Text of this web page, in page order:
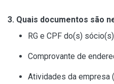
3. Quais documentos são
RG e CPF do(s)
Comprovante de
Atividades da empresa